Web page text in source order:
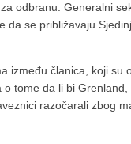
odbranu. Generalni
da se približavaju
između članica, koji su
tome da li bi Grenland,
razočarali zbog